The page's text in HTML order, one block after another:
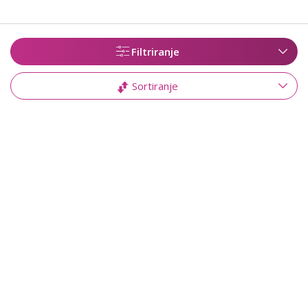
Filtriranje
Sortiranje